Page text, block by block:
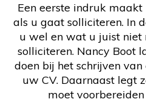
Een eerste indruk
als u gaat solliciteren. In
u wel en wat u juist niet
solliciteren. Nancy Boot
doen bij het schrijven
uw CV. Daarnaast legt
moet